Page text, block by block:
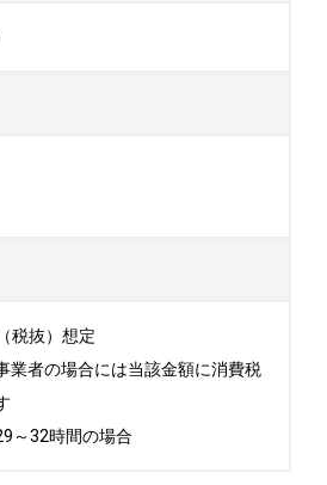
税抜）想定
業者の場合には当該金額に消費税
～32時間の場合